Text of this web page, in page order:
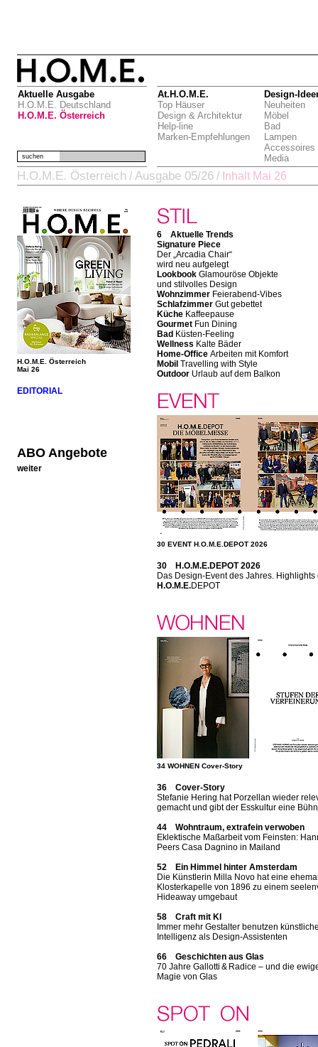
Aktuelle Ausgabe
H.O.M.E. Deutschland
H.O.M.E. Österreich
At.H.O.M.E.
Top Häuser
Design & Architektur
Help-line
Marken-Empfehlungen
Design-
Neuheiten
Möbel
Bad
Lampen
Accessoires
Media
suchen
H.O.M.E. Österreich / Ausgabe 05/26 / Inhalt Mai 26
H.O.M.E. Österreich
Mai 26
EDITORIAL
ABO Angebote
weiter
6 Aktuelle Trends
Signature Piece
Der „Arcadia Chair“
wird neu aufgelegt
Lookbook Glamouröse Objekte
und stilvolles Design
Wohnzimmer Feierabend-Vibes
Schlafzimmer Gut gebettet
Küche Kaffeepause
Gourmet Fun Dining
Bad Küsten-Feeling
Wellness Kalte Bäder
Home-Office Arbeiten mit Komfort
Mobil Travelling with Style
Outdoor Urlaub auf dem Balkon
30 EVENT H.O.M.E.DEPOT 2026
30 H.O.M.E.DEPOT 2026
Das Design-Event des Jahres. Highlights
H.O.M.E.DEPOT
34 WOHNEN Cover-Story
36 Cover-Story
Stefanie Hering hat Porzellan wieder
gemacht und gibt der Esskultur eine
44 Wohntraum, extrafein verwoben
Eklektische Maßarbeit vom Feinsten:
Peers Casa Dagnino in Mailand
52 Ein Himmel hinter Amsterdam
Die Künstlerin Milla Novo hat eine
Klosterkapelle von 1896 zu einem
Hideaway umgebaut
58 Craft mit KI
Immer mehr Gestalter benutzen
Intelligenz als Design-Assistenten
66 Geschichten aus Glas
70 Jahre Gallotti & Radice – und die
Magie von Glas